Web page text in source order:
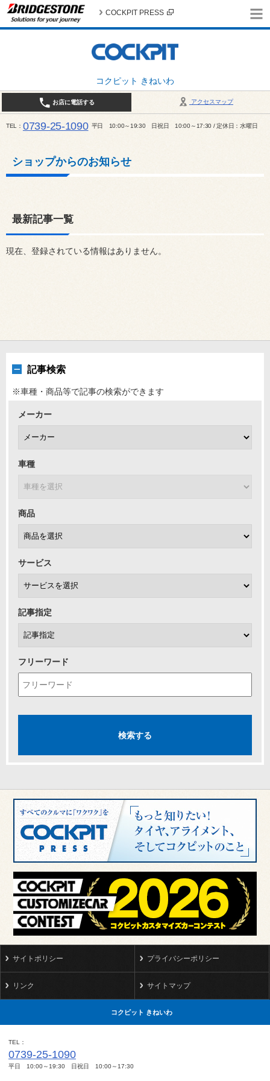
コクピット きねいわ
COCKPIT PRESS
アクセスマップ
お店に電話する
TEL 0739-25-1090 平日 10:00～19:30 日祝日 10:00～17:30 / 定休日：水曜日
ショップからのお知らせ
最新記事一覧
現在、登録されている情報はありません。
記事検索
※車種・商品等で記事の検索ができます
メーカー
車種
商品
サービス
記事指定
フリーワード
サイトポリシー プライバシーポリシー
リンク サイトマップ
コクピット きねいわ
TEL
0739-25-1090
平日 10:00～19:30 日祝日 10:00～17:30